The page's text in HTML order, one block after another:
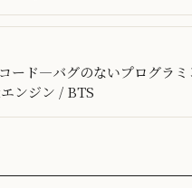
ード―バグのないプログラミ
ンジン / BTS